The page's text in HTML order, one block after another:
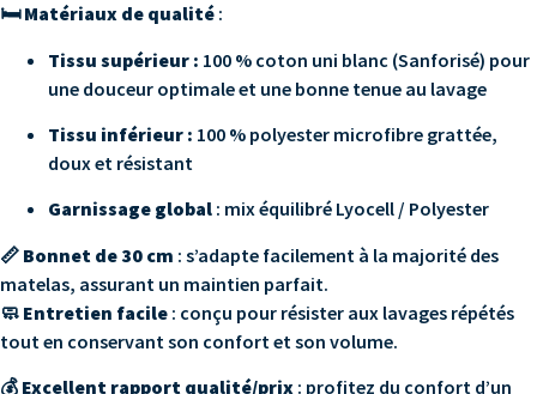
🛏️Matériaux de qualité :
Tissu supérieur : 100 % coton uni blanc (Sanforisé) pour
une douceur optimale et une bonne tenue au lavage
Tissu inférieur : 100 % polyester microfibre grattée,
doux et résistant
Garnissage global : mix équilibré Lyocell / Polyester
📏 Bonnet de 30 cm : s’adapte facilement à la majorité des
matelas, assurant un maintien parfait.
🧼 Entretien facile : conçu pour résister aux lavages répétés
tout en conservant son confort et son volume.
💰 Excellent rapport qualité/prix : profitez du confort d’un